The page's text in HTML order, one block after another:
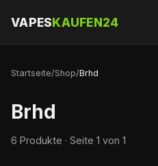
VAPESKAUFEN24
Startseite/Shop/Brhd
Brhd
6 Produkte · Seite 1 von 1